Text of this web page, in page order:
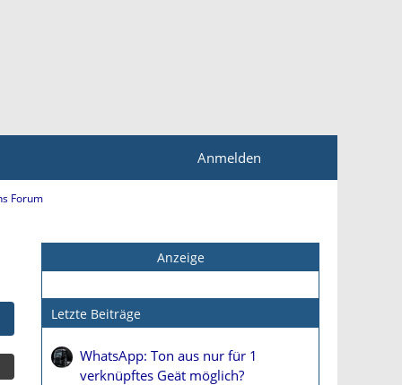
Anmelden
Forum
Anzeige
Letzte Beiträge
WhatsApp: Ton aus nur für 1
verknüpftes Geät möglich?